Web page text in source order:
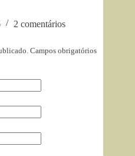
2 comentários
Campos obrigatórios